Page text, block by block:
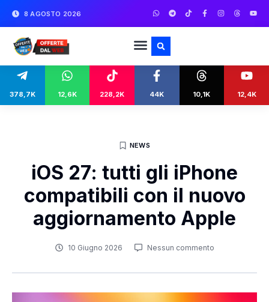
8 AGOSTO 2026
378,7K 12,6K 228,2K 44K 10,1K 12,4K
NEWS
iOS 27: tutti gli iPhone
compatibili con il nuovo
aggiornamento Apple
10 Giugno 2026 Nessun commento